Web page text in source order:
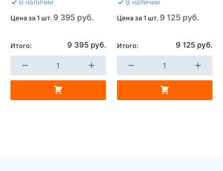
Цена за 1 шт. 9 395 руб.
Итого: 9 395 руб.
Цена за 1 шт. 9 125 руб.
Итого: 9 125 руб.